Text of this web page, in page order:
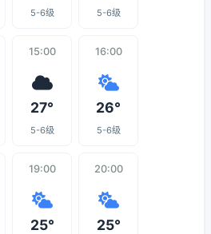
5-6级 5-6级
15:00
27°
5-6级
16:00
26°
5-6级
19:00
25°
20:00
25°